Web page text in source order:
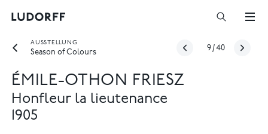
AUSSTELLUNG
Season of Colours
9 /40
ÉMILE-OTHON FRIESZ
Honfleur la lieutenance
1905